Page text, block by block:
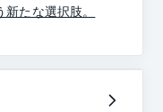
たな選択肢。